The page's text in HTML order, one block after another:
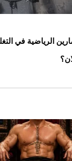
في العالم للرجال
الرياضية في